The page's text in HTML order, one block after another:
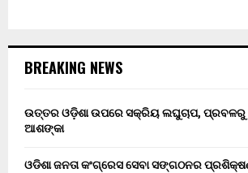
BREAKING NEWS
ଉତ୍ତର ଓଡ଼ିଶା ଉପରେ ସକ୍ରିୟ ଲଘୁଚାପ, ପ୍ରବଳରୁ
ଆଶଙ୍କା
ଓଡିଶା ଜନତା କଂଗ୍ରେସ ସେବା ସଙ୍ଗଠନର